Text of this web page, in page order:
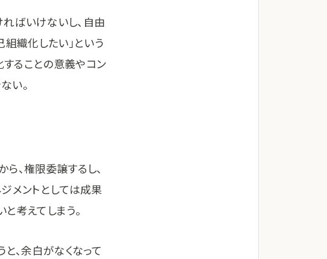
ばいけないし、自由
組織化したい」という
ることの意義やコン
い。
、権限委譲するし、
メントとしては成果
考えてしまう。
、余白がなくなって